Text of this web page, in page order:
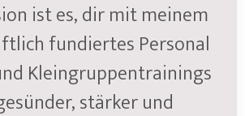
ist es, dir mit meinem
fundiertes Personal
Kleingruppentrainings
stärker und